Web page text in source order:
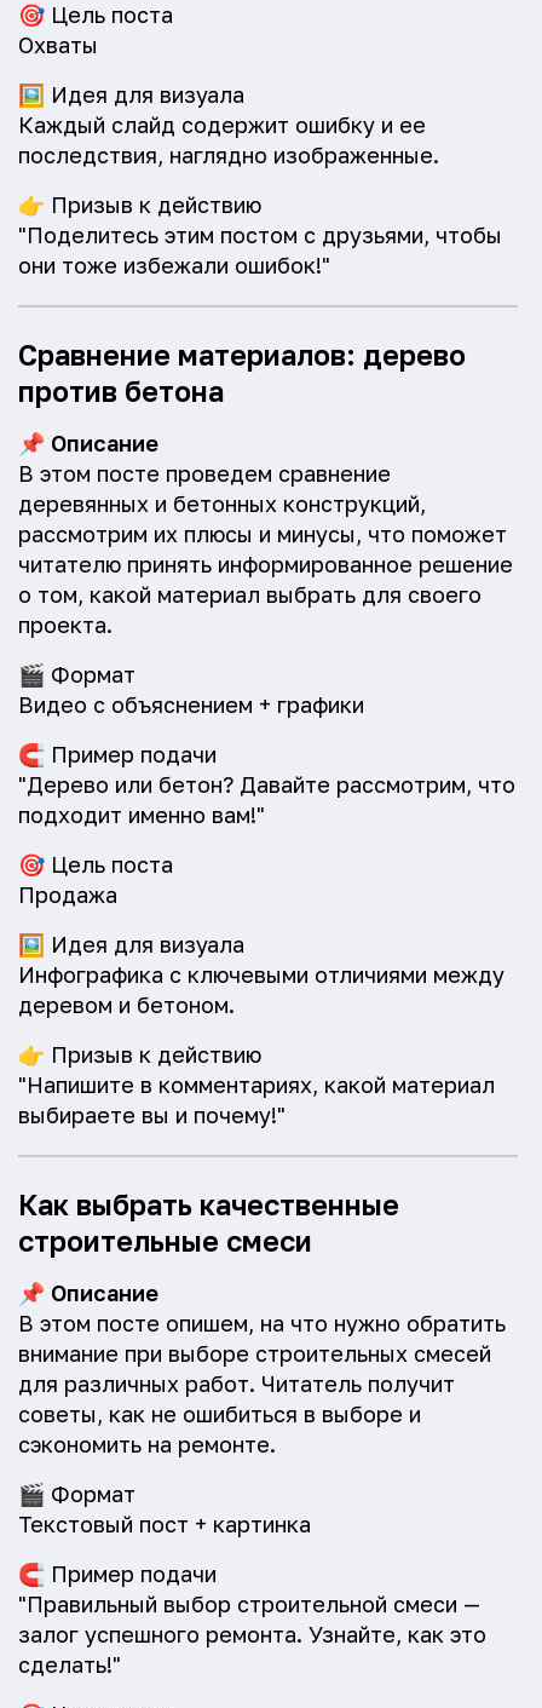
🎯 Цель поста
Охваты
🖼️ Идея для визуала
Каждый слайд содержит ошибку и ее
последствия, наглядно изображенные.
👉 Призыв к действию
"Поделитесь этим постом с друзьями, чтобы
они тоже избежали ошибок!"
Сравнение материалов: дерево
против бетона
📌 Описание
В этом посте проведем сравнение
деревянных и бетонных конструкций,
рассмотрим их плюсы и минусы, что поможет
читателю принять информированное решение
о том, какой материал выбрать для своего
проекта.
🎬 Формат
Видео с объяснением + графики
🧲 Пример подачи
"Дерево или бетон? Давайте рассмотрим, что
подходит именно вам!"
🎯 Цель поста
Продажа
🖼️ Идея для визуала
Инфографика с ключевыми отличиями между
деревом и бетоном.
👉 Призыв к действию
"Напишите в комментариях, какой материал
выбираете вы и почему!"
Как выбрать качественные
строительные смеси
📌 Описание
В этом посте опишем, на что нужно обратить
внимание при выборе строительных смесей
для различных работ. Читатель получит
советы, как не ошибиться в выборе и
сэкономить на ремонте.
🎬 Формат
Текстовый пост + картинка
🧲 Пример подачи
"Правильный выбор строительной смеси —
залог успешного ремонта. Узнайте, как это
сделать!"